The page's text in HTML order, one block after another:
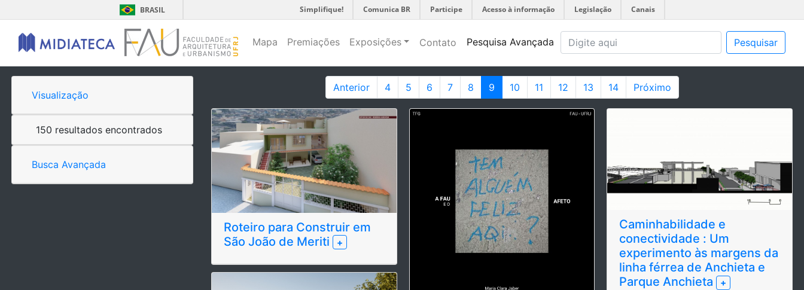
BRASIL Simplifique! Comunica BR Participe Acesso à informação Legislação Canais
Mapa Premiações Exposições Contato Pesquisa Avançada Pesquisar
Visualização
150 resultados encontrados
Busca Avançada
Anterior 4 5 6 7 8 9 10 11 12 13 14 Próximo
Roteiro para Construir em
São João de Meriti
+
Caminhabilidade e
conectividade : Um
experimento às margens da
linha férrea de Anchieta e
Parque Anchieta +